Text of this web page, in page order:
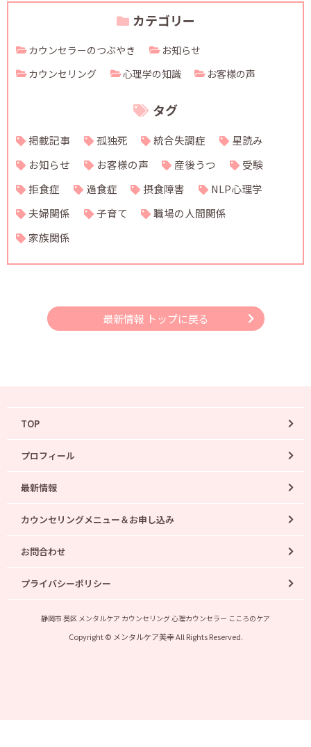
カテゴリー
カウンセラーのつぶやき
お知らせ
カウンセリング
心理学の知識 お客様の声
タグ
掲載記事 孤独死 統合失調症
星読み
お知らせ
お客様の声 産後うつ
受験
拒食症
過食症 摂食障害
NLP心理学
夫婦関係
子育て
職場の人間関係
家族関係
最新情報 トップに戻る
TOP
プロフィール
最新情報
カウンセリングメニュー＆お申し込み
お問合わせ
プライバシーポリシー
静岡市 葵区 メンタルケア カウンセリング 心理カウンセラー こころのケア
Copyright © メンタルケア美幸 All Rights Reserved.